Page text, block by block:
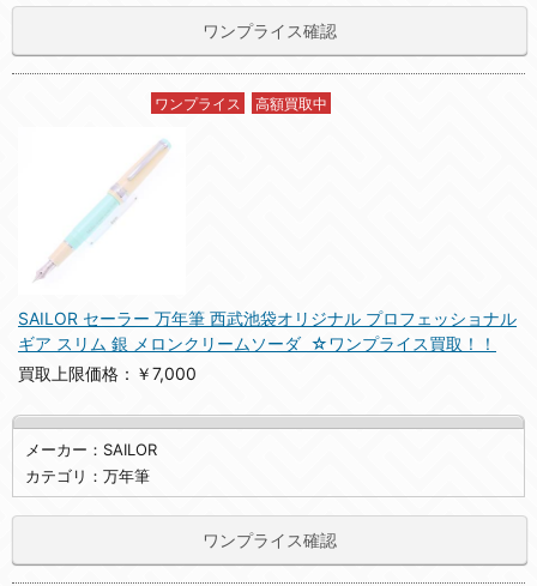
ワンプライス確認
ワンプライス 高額買取中
SAILOR セーラー 万年筆 西武池袋オリジナル プロフェッショナル
ギア スリム 銀 メロンクリームソーダ ☆ワンプライス買取！！
買取上限価格：￥7,000
メーカー：SAILOR
カテゴリ：万年筆
ワンプライス確認